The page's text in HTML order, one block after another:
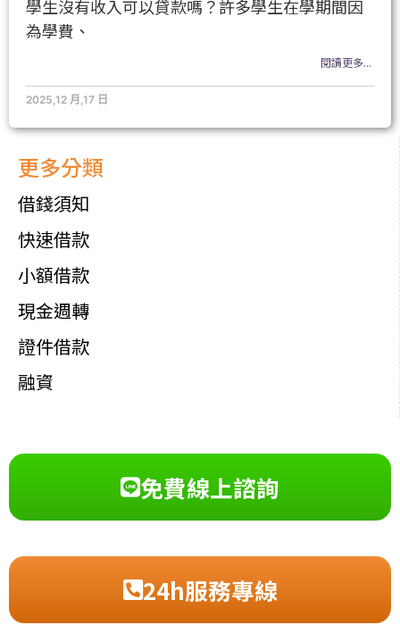
更多分類
借錢須知
快速借款
小額借款
現金週轉
證件借款
融資
學生沒有收入可以貸款嗎？許多學生在學期間因
為學費、
閱讀更多...
2025,12 月,17 日
免費線上諮詢
24h服務專線